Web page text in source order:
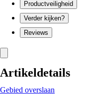
Productveiligheid
Verder kijken?
Reviews
Artikeldetails
Gebied overslaan